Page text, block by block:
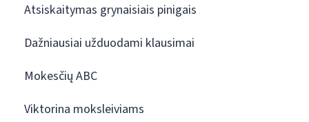
Atsiskaitymas grynaisiais pinigais
Dažniausiai užduodami klausimai
Mokesčių ABC
Viktorina moksleiviams